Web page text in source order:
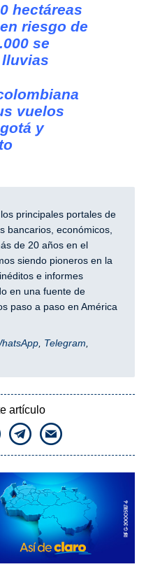
hectáreas
riesgo de
se
vuelos
y
principales portales de
bancarios, económicos,
de 20 años en el
siendo pioneros en la
e informes
en una fuente de
paso a paso en América
Telegram
artículo